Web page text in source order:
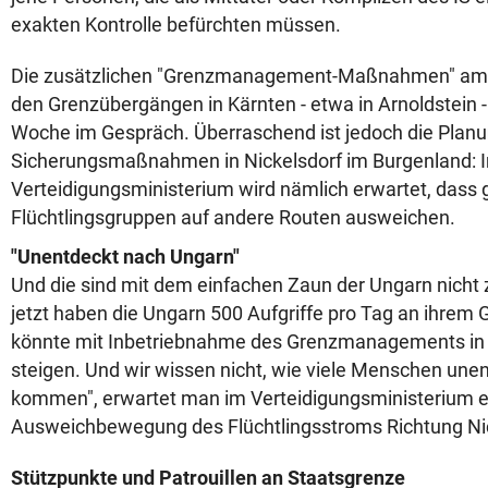
exakten Kontrolle befürchten müssen.
Die zusätzlichen "Grenzmanagement-Maßnahmen"
den Grenzübergängen in Kärnten - etwa in Arnoldstein
Woche im Gespräch. Überraschend ist jedoch die
Sicherungsmaßnahmen in Nickelsdorf im Burgenland:
Verteidigungsministerium wird nämlich erwartet, dass
Flüchtlingsgruppen auf andere Routen ausweichen.
"Unentdeckt nach Ungarn"
Und die sind mit dem einfachen Zaun der Ungarn nicht
jetzt haben die Ungarn 500 Aufgriffe pro Tag an ihrem
könnte mit Inbetriebnahme des Grenzmanagements
steigen. Und wir wissen nicht, wie viele Menschen
kommen", erwartet man im Verteidigungsministerium
Ausweichbewegung des Flüchtlingsstroms Richtung
Stützpunkte und Patrouillen an Staatsgrenze